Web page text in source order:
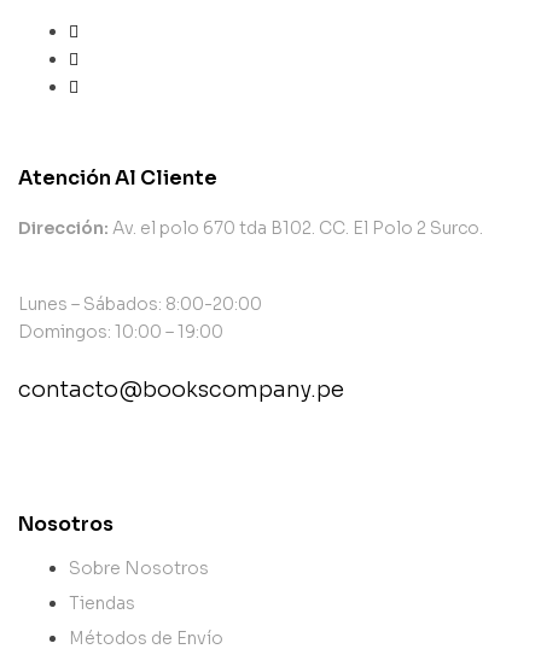
Atención Al Cliente
Dirección: Av. el polo 670 tda B102. CC. El Polo 2 Surco.
Lunes – Sábados: 8:00-20:00
Domingos: 10:00 – 19:00
contacto@bookscompany.pe
Nosotros
Sobre Nosotros
Tiendas
Métodos de Envío